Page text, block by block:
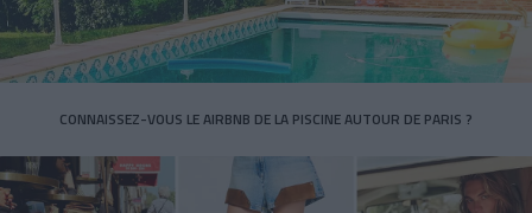
CONNAISSEZ-VOUS LE AIRBNB DE LA PISCINE AUTOUR DE PARIS ?